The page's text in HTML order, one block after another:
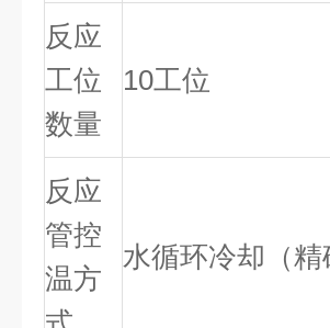
反应
工位
数量
10工位
反应
管控
温方
水循环冷却（精